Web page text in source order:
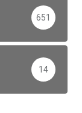
651
14